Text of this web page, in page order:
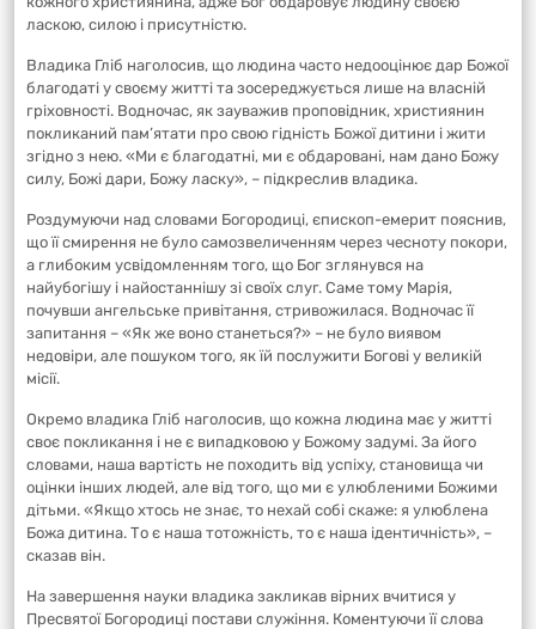
ласкою, силою і присутністю.
Владика Гліб наголосив, що людина часто недооцінює дар Божої
благодаті у своєму житті та зосереджується лише на власній
гріховності. Водночас, як зауважив проповідник, християнин
покликаний пам’ятати про свою гідність Божої дитини і жити
згідно з нею. «Ми є благодатні, ми є обдаровані, нам дано Божу
силу, Божі дари, Божу ласку», – підкреслив владика.
Роздумуючи над словами Богородиці, єпископ-емерит пояснив,
що її смирення не було самозвеличенням через чесноту покори,
а глибоким усвідомленням того, що Бог зглянувся на
найубогішу і найостаннішу зі своїх слуг. Саме тому Марія,
почувши ангельське привітання, стривожилася. Водночас її
запитання – «Як же воно станеться?» – не було виявом
недовіри, але пошуком того, як їй послужити Богові у великій
місії.
Окремо владика Гліб наголосив, що кожна людина має у житті
своє покликання і не є випадковою у Божому задумі. За його
словами, наша вартість не походить від успіху, становища чи
оцінки інших людей, але від того, що ми є улюбленими Божими
дітьми. «Якщо хтось не знає, то нехай собі скаже: я улюблена
Божа дитина. То є наша тотожність, то є наша ідентичність», –
сказав він.
На завершення науки владика закликав вірних вчитися у
Пресвятої Богородиці постави служіння. Коментуючи її слова